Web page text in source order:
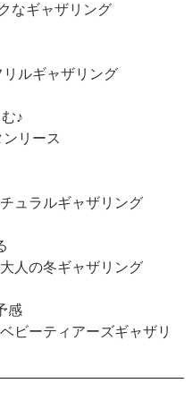
ギャザリング
ルギャザリング
♪
リース
ュラルギャザリング
人の冬ギャザリング
感
ーティアーズギャザリ